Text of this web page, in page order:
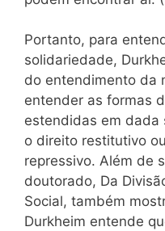
Portanto, para
solidariedade,
do entendimento da
entender as formas
estendidas em dada
o direito restitutivo
repressivo. Além de
doutorado, Da
Social, também
Durkheim entende